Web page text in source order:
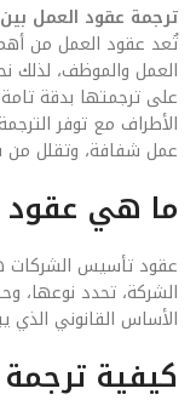
ترجمة عقود العمل
تُعد عقود العمل من
العمل والموظف، لذلك
على ترجمتها بدقة
الأطراف مع توفر
عمل شفافة، وتقلل من
ما هي عقود
عقود تأسيس الشركات
الشركة، تحدد نوعها،
الأساس القانوني الذي
كيفية